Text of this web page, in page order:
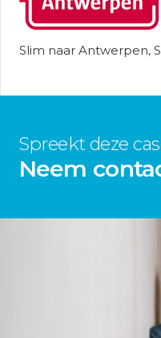
Slim naar Antwerpen,
Spreekt deze
Neem